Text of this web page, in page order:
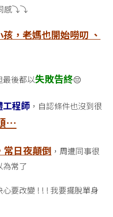
感⤵️⤵️
，老媽也開始嘮叨 、
後都以失敗告終😔
工程師 ，自認條件也沒到很
…
常日夜顛倒 ，周遭同事很
為常了
要改變 ! ! ! 我要擺脫單身